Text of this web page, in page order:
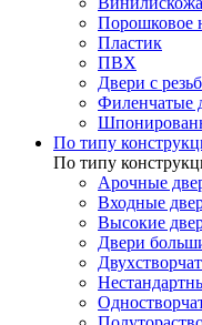
Порошковое
Пластик
ПВХ
Двери с
Филенчатые
По типу
По типу
Арочные
Входные
Высокие
Двери